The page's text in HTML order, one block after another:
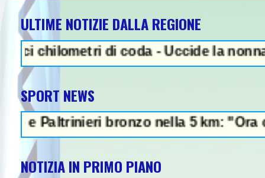
ULTIME NOTIZIE DALLA REGIONE
di coda - Uccide la nonna a
SPORT NEWS
bronzo nella 5 km: "Ora ci
NOTIZIA IN PRIMO PIANO
NEWS IN EVIDENZA -